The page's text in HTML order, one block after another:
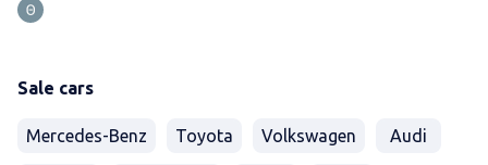
Sale cars
Mercedes-Benz Toyota Volkswagen Audi